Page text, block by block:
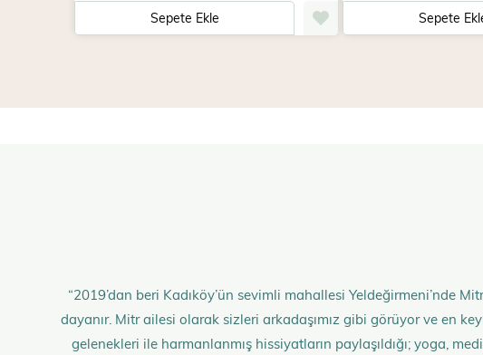
Sepete Ekle Sepete
“2019’dan beri Kadıköy’ün sevimli mahallesi Yeldeğirmeni’nde
dayanır. Mitr ailesi olarak sizleri arkadaşımız gibi görüyor ve en
gelenekleri ile harmanlanmış hissiyatların paylaşıldığı; yoga,